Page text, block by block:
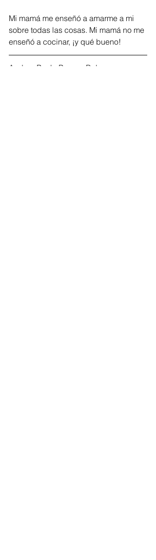
Mi mamá me enseñó a amarme a mi
sobre todas las cosas. Mi mamá no me
enseñó a cocinar, ¡y qué bueno!
Andrea Paola Burgos Bula